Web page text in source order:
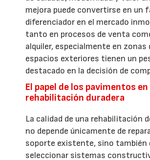
mejora puede convertirse en un
diferenciador en el mercado
tanto en procesos de venta
alquiler, especialmente en zonas
espacios exteriores tienen un
destacado en la decisión de
El papel de los pavimentos en
rehabilitación duradera
La calidad de una rehabilitación
no depende únicamente de
soporte existente, sino también
seleccionar sistemas